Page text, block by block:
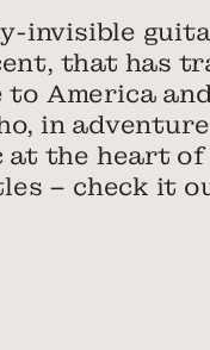
invisible
that has
America
in
at the heart
– check it